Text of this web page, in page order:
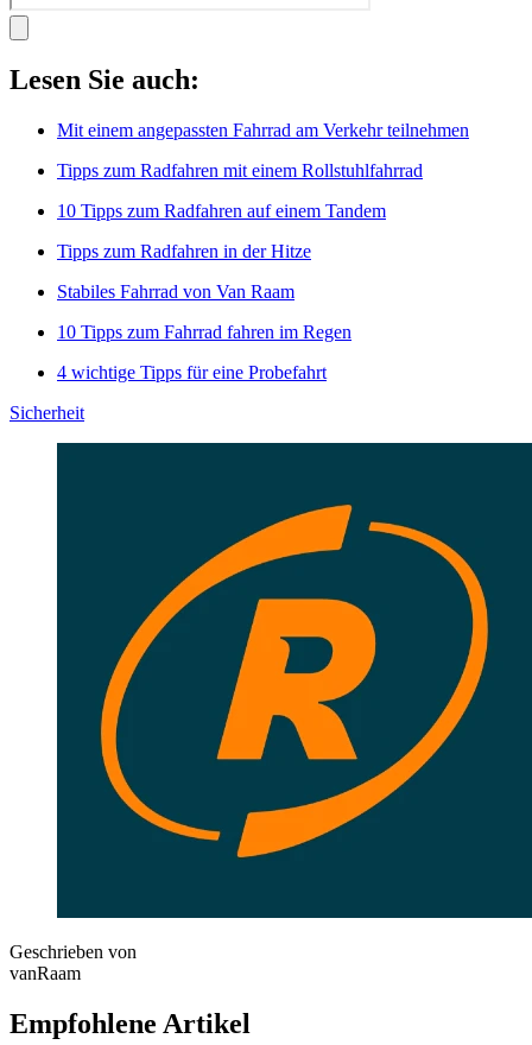
Lesen Sie auch:
Mit einem angepassten Fahrrad am Verkehr teilnehmen
Tipps zum Radfahren mit einem Rollstuhlfahrrad
10 Tipps zum Radfahren auf einem Tandem
Tipps zum Radfahren in der Hitze
Stabiles Fahrrad von Van Raam
10 Tipps zum Fahrrad fahren im Regen
4 wichtige Tipps für eine Probefahrt
Sicherheit
Geschrieben von
vanRaam
Empfohlene Artikel